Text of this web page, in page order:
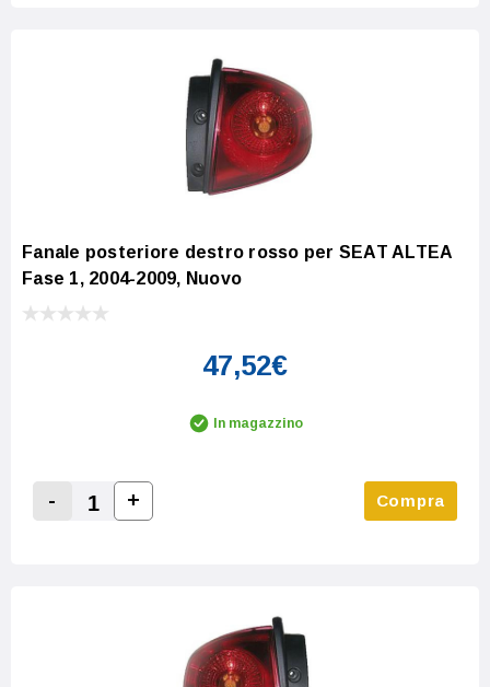
Fanale posteriore destro rosso per SEAT ALTEA
Fase 1, 2004-2009, Nuovo
47,52€
In magazzino
Decrease Quantity:
-
Increase Quantity:
+ Compra